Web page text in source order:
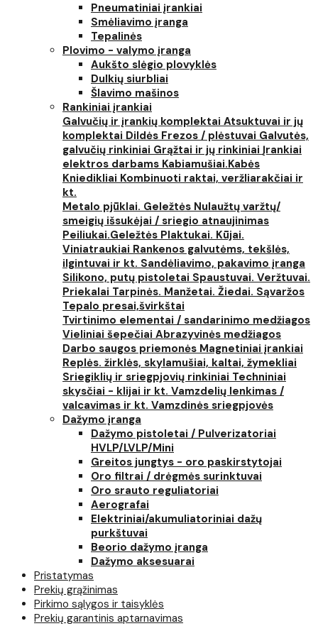
Pneumatiniai įrankiai
Smėliavimo įranga
Tepalinės
Plovimo - valymo įranga
Aukšto slėgio plovyklės
Dulkių siurbliai
Šlavimo mašinos
Rankiniai įrankiai
Galvučių ir įrankių komplektai Atsuktuvai ir jų
komplektai Dildės Frezos / plėstuvai Galvutės,
galvučių rinkiniai Grąžtai ir jų rinkiniai Įrankiai
elektros darbams Kabiamušiai.Kabės
Kniedikliai Kombinuoti raktai, veržliarakčiai ir
kt.
Metalo pjūklai. Geležtės Nulaužtų varžtų/
smeigių išsukėjai / sriegio atnaujinimas
Peiliukai.Geležtės Plaktukai. Kūjai.
Viniatraukiai Rankenos galvutėms, tekšlės,
ilgintuvai ir kt. Sandėliavimo, pakavimo įranga
Silikono, putų pistoletai Spaustuvai. Veržtuvai.
Priekalai Tarpinės. Manžetai. Žiedai. Sąvaržos
Tepalo presai,švirkštai
Tvirtinimo elementai / sandarinimo medžiagos
Vieliniai šepečiai Abrazyvinės medžiagos
Darbo saugos priemonės Magnetiniai įrankiai
Replės. žirklės, skylamušiai, kaltai, žymekliai
Sriegiklių ir sriegpjovių rinkiniai Techniniai
skysčiai - klijai ir kt. Vamzdelių lenkimas /
valcavimas ir kt. Vamzdinės sriegpjovės
Dažymo įranga
Dažymo pistoletai / Pulverizatoriai
HVLP/LVLP/Mini
Greitos jungtys - oro paskirstytojai
Oro filtrai / drėgmės surinktuvai
Oro srauto reguliatoriai
Aerografai
Elektriniai/akumuliatoriniai dažų
purkštuvai
Beorio dažymo įranga
Dažymo aksesuarai
Pristatymas
Prekių grąžinimas
Pirkimo sąlygos ir taisyklės
Prekių garantinis aptarnavimas